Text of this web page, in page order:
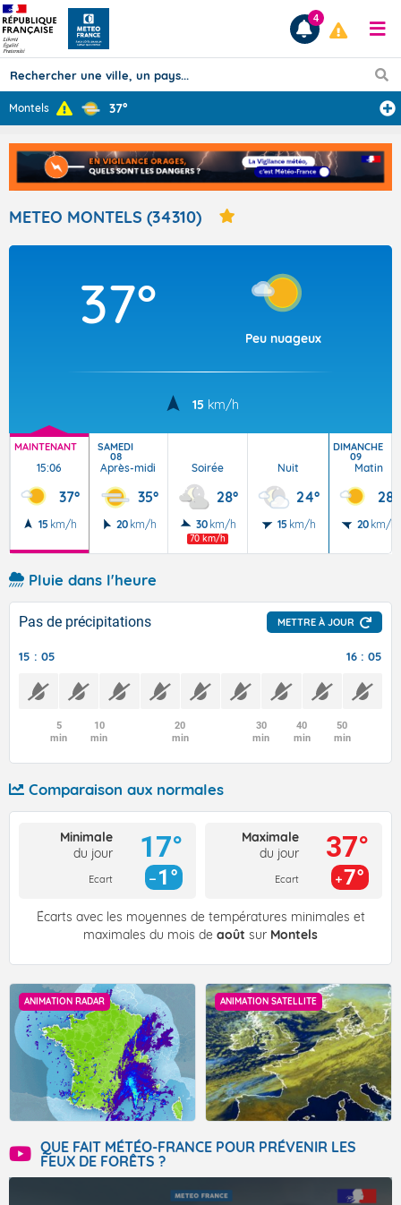
Prévisions
TOUS LES RÉSULTATS
Articles
4
Montels 37°
METEO MONTELS (34310)
37°
Peu nuageux
15 km/h
MAINTENANT
15:06
37°
15 km/h
SAMEDI
08
Après-midi
35°
20 km/h
Soirée
28°
30 km/h
70 km/h
Nuit
24°
15 km/h
DIMANCHE
09
Matin
28°
20 km/h
Pluie dans l'heure
Pas de précipitations METTRE À JOUR
15 : 05 16 : 05
5
min
10
min
20
min
30
min
40
min
50
min
Comparaison aux normales
Minimale
du jour
Ecart
17°
1°
Maximale
du jour
Ecart
37°
7°
Écarts avec les moyennes de températures minimales et
maximales du mois de août sur Montels
ANIMATION RADAR ANIMATION SATELLITE
QUE FAIT MÉTÉO-FRANCE POUR PRÉVENIR LES
FEUX DE FORÊTS ?